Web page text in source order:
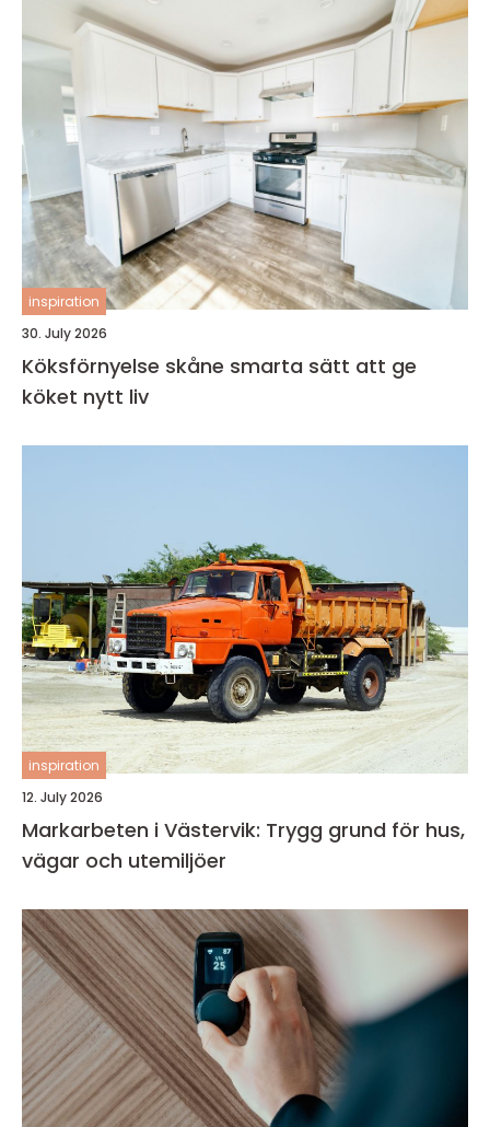
inspiration
30. July 2026
Köksförnyelse skåne smarta sätt att ge
köket nytt liv
inspiration
12. July 2026
Markarbeten i Västervik: Trygg grund för hus,
vägar och utemiljöer